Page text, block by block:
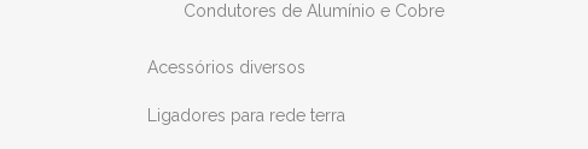
Condutores de Alumínio e Cobre
Acessórios diversos
Ligadores para rede terra